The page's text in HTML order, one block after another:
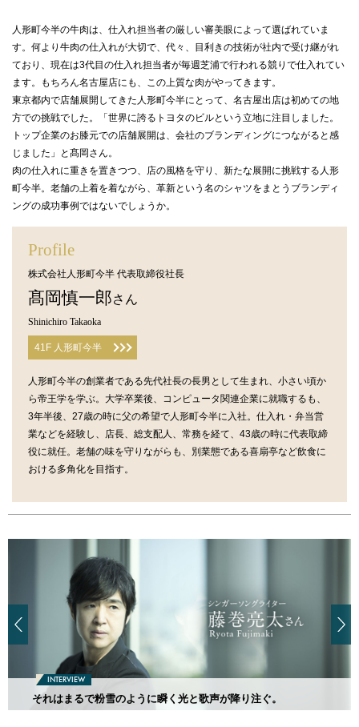
人形町今半の牛肉は、仕入れ担当者の厳しい審美眼によって選ばれていま
す。何より牛肉の仕入れが大切で、代々、目利きの技術が社内で受け継がれ
ており、現在は3代目の仕入れ担当者が毎週芝浦で行われる競りで仕入れてい
ます。もちろん名古屋店にも、この上質な肉がやってきます。
東京都内で店舗展開してきた人形町今半にとって、名古屋出店は初めての地
方での挑戦でした。「世界に誇るトヨタのビルという立地に注目しました。
トップ企業のお膝元での店舗展開は、会社のブランディングにつながると感
じました」と髙岡さん。
肉の仕入れに重きを置きつつ、店の風格を守り、新たな展開に挑戦する人形
町今半。老舗の上着を着ながら、革新という名のシャツをまとうブランディ
ングの成功事例ではないでしょうか。
Profile
株式会社人形町今半 代表取締役社長
髙岡慎一郎さん
Shinichiro Takaoka
41F 人形町今半
人形町今半の創業者である先代社長の長男として生まれ、小さい頃か
ら帝王学を学ぶ。大学卒業後、コンピュータ関連企業に就職するも、
3年半後、27歳の時に父の希望で人形町今半に入社。仕入れ・弁当営
業などを経験し、店長、総支配人、常務を経て、43歳の時に代表取締
役に就任。老舗の味を守りながらも、別業態である喜扇亭など飲食に
おける多角化を目指す。
INTERVIEW
それはまるで粉雪のように瞬く光と歌声が降り注ぐ。